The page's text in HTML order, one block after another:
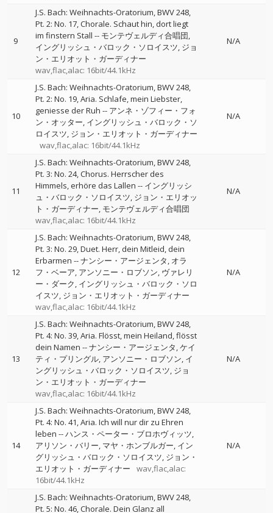
9
J.S. Bach: Weihnachts-Oratorium, BWV 248,
Pt. 2: No. 17, Chorale. Schaut hin, dort liegt
im finstern Stall -- モンテヴェルディ合唱団
イングリッシュ・バロック・ソロイスツ ジョ
ン・エリオット・ガーディナー
wav,flac,alac: 16bit/44.1kHz
N/A
10
J.S. Bach: Weihnachts-Oratorium, BWV 248,
Pt. 2: No. 19, Aria. Schlafe, mein Liebster,
geniesse der Ruh -- アンネ・ゾフィー・フォ
ン・オッター イングリッシュ・バロック・ソ
ロイスツ ジョン・エリオット・ガーディナー
wav,flac,alac: 16bit/44.1kHz
N/A
11
J.S. Bach: Weihnachts-Oratorium, BWV 248,
Pt. 3: No. 24, Chorus. Herrscher des
Himmels, erhöre das Lallen -- イングリッシ
ュ・バロック・ソロイスツ ジョン・エリオッ
ト・ガーディナー モンテヴェルディ合唱団
wav,flac,alac: 16bit/44.1kHz
N/A
12
J.S. Bach: Weihnachts-Oratorium, BWV 248,
Pt. 3: No. 29, Duet. Herr, dein Mitleid, dein
Erbarmen --ナンシー・アージェンタ オラ
フ・ベーア アンソニー・ロブソン ヴァレリ
ー・ダーク イングリッシュ・バロック・ソロ
イスツ ジョン・エリオット・ガーディナー
wav,flac,alac: 16bit/44.1kHz
N/A
13
J.S. Bach: Weihnachts-Oratorium, BWV 248,
Pt. 4: No. 39, Aria. Flösst, mein Heiland, flösst
dein Namen --ナンシー・アージェンタ ケイ
ティ・プリングル アンソニー・ロブソン イ
ングリッシュ・バロック・ソロイスツ ジョ
ン・エリオット・ガーディナー
wav,flac,alac: 16bit/44.1kHz
N/A
14
J.S. Bach: Weihnachts-Oratorium, BWV 248,
Pt. 4: No. 41, Aria. Ich will nur dir zu Ehren
leben --ハンス・ペーター・ブロホヴィッツ
アリソン・バリー マヤ・ホンブルガー イン
グリッシュ・バロック・ソロイスツ ジョン・
エリオット・ガーディナー
wav,flac,alac:
16bit/44.1kHz
N/A
J.S. Bach: Weihnachts-Oratorium, BWV 248,
Pt. 5: No. 46, Chorale. Dein Glanz all